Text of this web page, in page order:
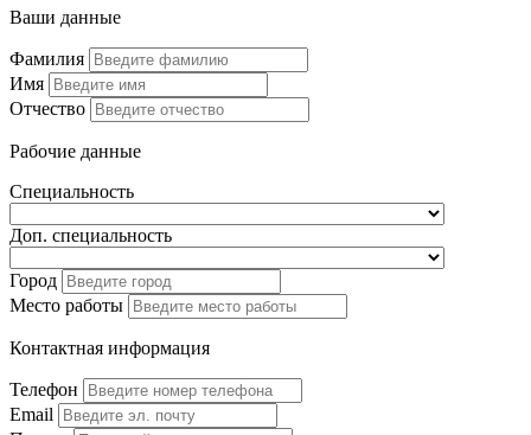
Ваши данные
Фамилия
Имя
Отчество
Рабочие данные
Специальность
Доп. специальность
Город
Место работы
Контактная информация
Телефон
Email